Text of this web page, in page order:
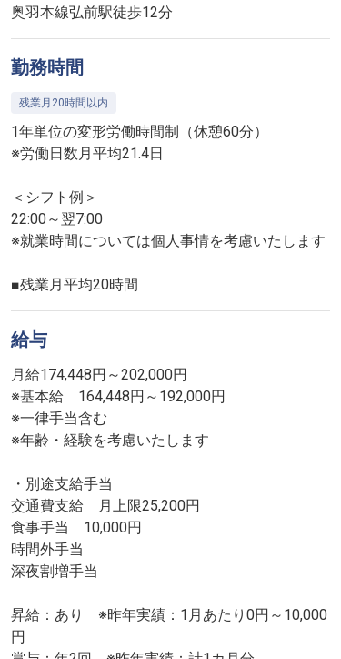
奥羽本線弘前駅徒歩12分
勤務時間
残業月20時間以内
1年単位の変形労働時間制（休憩60分）
※労働日数月平均21.4日
＜シフト例＞
22:00～翌7:00
※就業時間については個人事情を考慮いたします
給与
月給174,448円～202,000円
※基本給 164,448円～192,000円
※一律手当含む
※年齢・経験を考慮いたします
・別途支給手当
交通費支給 月上限25,200円
食事手当 10,000円
時間外手当
深夜割増手当
昇給：あり ※昨年実績：1月あたり0円～10,000
円